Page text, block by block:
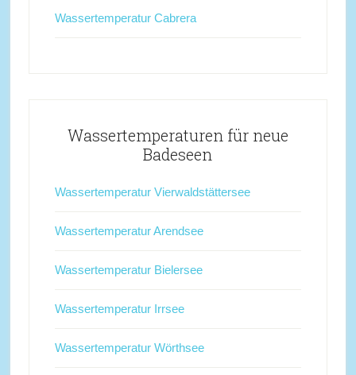
Wassertemperatur Cabrera
Wassertemperaturen für neue
Badeseen
Wassertemperatur Vierwaldstättersee
Wassertemperatur Arendsee
Wassertemperatur Bielersee
Wassertemperatur Irrsee
Wassertemperatur Wörthsee